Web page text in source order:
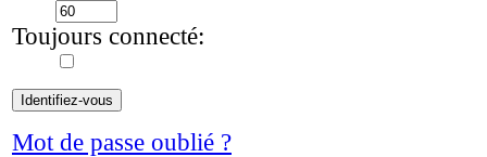
Toujours connecté:
Mot de passe oublié ?